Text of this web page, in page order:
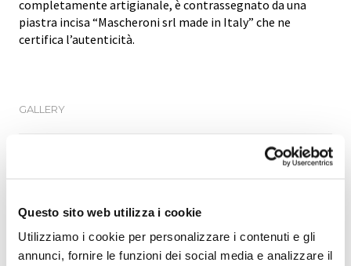
Questo sito web utilizza i cookie
Utilizziamo i cookie per personalizzare i contenuti e gli
annunci, fornire le funzioni dei social media e analizzare il
completamente artigianale, è contrassegnato da una
piastra incisa “Mascheroni srl made in Italy” che ne
certifica l’autenticità.
GALLERY